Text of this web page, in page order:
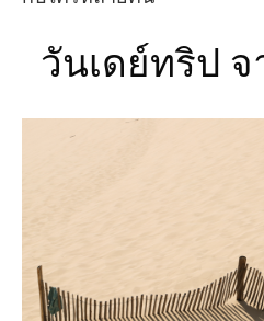
วันเดย์ทริป